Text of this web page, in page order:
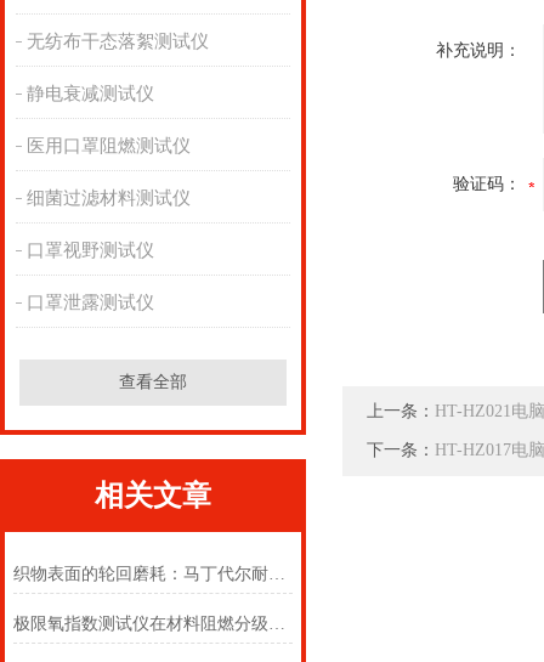
无纺布干态落絮测试仪
静电衰减测试仪
医用口罩阻燃测试仪
细菌过滤材料测试仪
口罩视野测试仪
口罩泄露测试仪
查看全部
相关文章
织物表面的轮回磨耗：马丁代尔耐磨仪在多点轨迹与压力恒定下的耐用叙事
极限氧指数测试仪在材料阻燃分级中的浓度边界判定
补充说明：
验证码：
上一条： HT-HZ021电
下一条： HT-HZ017电